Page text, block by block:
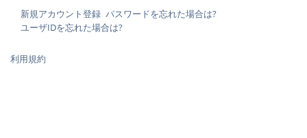
新規アカウント登録 パスワードを忘れた場合は?
ユーザIDを忘れた場合は?
利用規約